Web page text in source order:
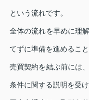
という流れです。
全体の流れを早めに理
てずに準備を進めること
売買契約を結ぶ前には
条件に関する説明を受